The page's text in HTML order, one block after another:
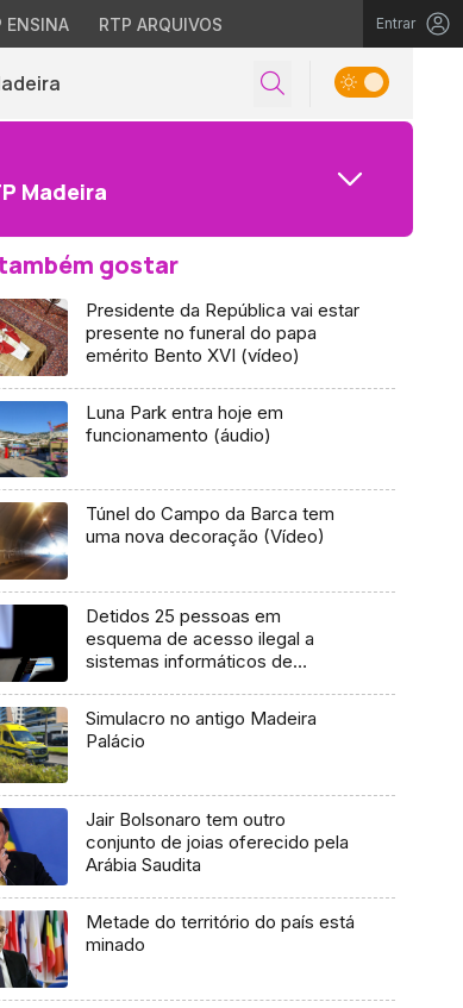
ENSINA RTP ARQUIVOS Entrar
Madeira
gostar
Presidente da República vai estar
presente no funeral do papa
emérito Bento XVI (vídeo)
Luna Park entra hoje em
funcionamento (áudio)
Túnel do Campo da Barca tem
uma nova decoração (Vídeo)
Detidos 25 pessoas em
esquema de acesso ilegal a
sistemas informáticos de
Simulacro no antigo Madeira
Palácio
Jair Bolsonaro tem outro
conjunto de joias oferecido pela
Arábia Saudita
Metade do território do país está
minado